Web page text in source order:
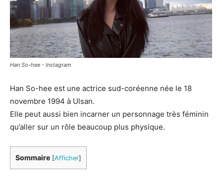
Han So-hee - Instagram
Han So-hee est une actrice sud-coréenne née le 18
novembre 1994 à Ulsan.
Elle peut aussi bien incarner un personnage très féminin
qu’aller sur un rôle beaucoup plus physique.
Sommaire [Afficher]